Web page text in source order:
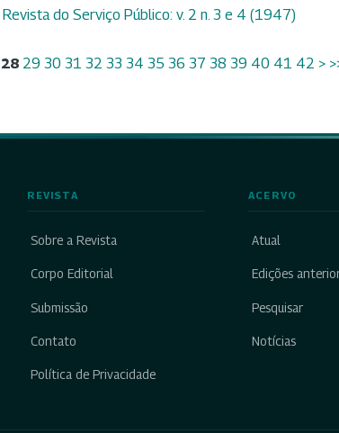
Revista do Serviço Público: v. 2 n. 3 e 4 (1947)
28 29 30 31 32 33 34 35 36 37 38 39 40 41 42 >
REVISTA
Sobre a Revista
Corpo Editorial
Submissão
Contato
Política de Privacidade
ACERVO
Atual
Edições
Pesquisar
Notícias